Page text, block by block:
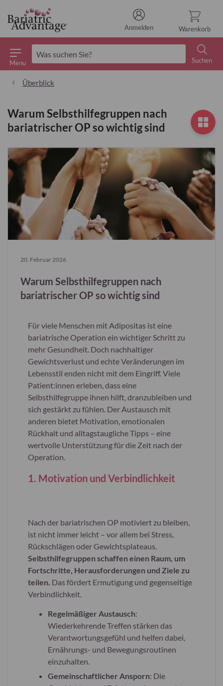
Menu
Suchen
Warenkorb
Anmelden
Überblick
Warum Selbsthilfegruppen nach
bariatrischer OP so wichtig sind
20. Februar 2026
Warum Selbsthilfegruppen nach
bariatrischer OP so wichtig sind
Für viele Menschen mit Adipositas ist eine
bariatrische Operation ein wichtiger Schritt zu
mehr Gesundheit. Doch nachhaltiger
Gewichtsverlust und echte Veränderungen im
Lebensstil enden nicht mit dem Eingriff. Viele
Patient:innen erleben, dass eine
Selbsthilfegruppe ihnen hilft, dranzubleiben und
sich gestärkt zu fühlen. Der Austausch mit
anderen bietet Motivation, emotionalen
Rückhalt und alltagstaugliche Tipps – eine
wertvolle Unterstützung für die Zeit nach der
Operation.
1. Motivation und Verbindlichkeit
Nach der bariatrischen OP motiviert zu bleiben,
ist nicht immer leicht – vor allem bei Stress,
Rückschlägen oder Gewichtsplateaus.
Selbsthilfegruppen schaffen einen Raum, um
Fortschritte, Herausforderungen und Ziele zu
teilen. Das fördert Ermutigung und gegenseitige
Verbindlichkeit.
Regelmäßiger Austausch:
Wiederkehrende Treffen stärken das
Verantwortungsgefühl und helfen dabei,
Ernährungs- und Bewegungsroutinen
einzuhalten.
Gemeinschaftlicher Ansporn: Die